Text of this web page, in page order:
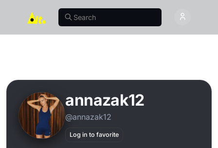
annazak12
@annazak12
Log in to favorite